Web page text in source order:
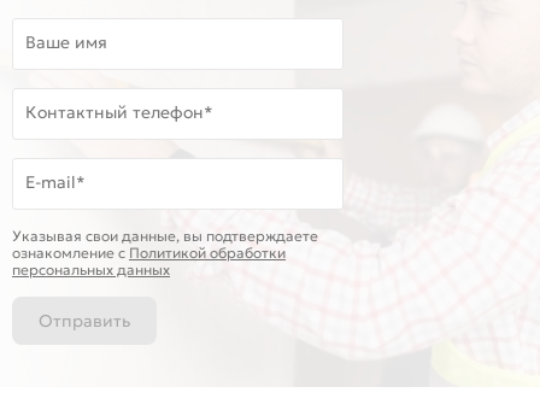
Ваше имя
Контактный телефон*
E-mail*
Указывая свои данные, вы подтверждаете
ознакомление c Политикой обработки
персональных данных
Отправить